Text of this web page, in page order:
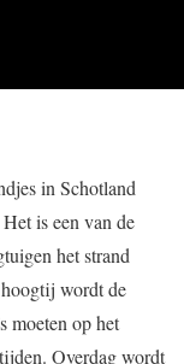
in Schotland
is een van de
het strand
wordt de
moeten op het
Overdag wordt